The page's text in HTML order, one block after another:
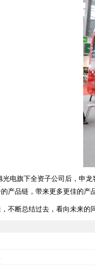
光电旗下全资子公司后，申
产品链，带来更多更佳的产
不断总结过去，看向未来的